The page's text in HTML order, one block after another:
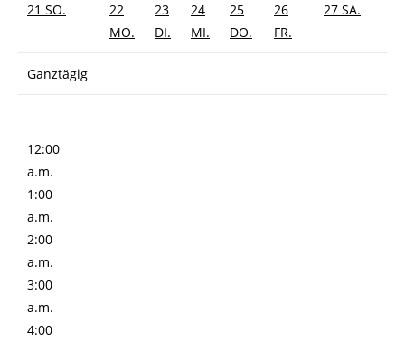
21 SO.
22
MO.
23
DI.
24
MI.
25
DO.
26
FR.
27 SA.
Ganztägig
12:00
a.m.
1:00
a.m.
2:00
a.m.
3:00
a.m.
4:00